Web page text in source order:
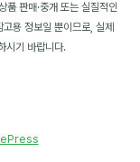
품 판매·중개 또는 실질적인
용 정보일 뿐이므로, 실제
시기 바랍니다.